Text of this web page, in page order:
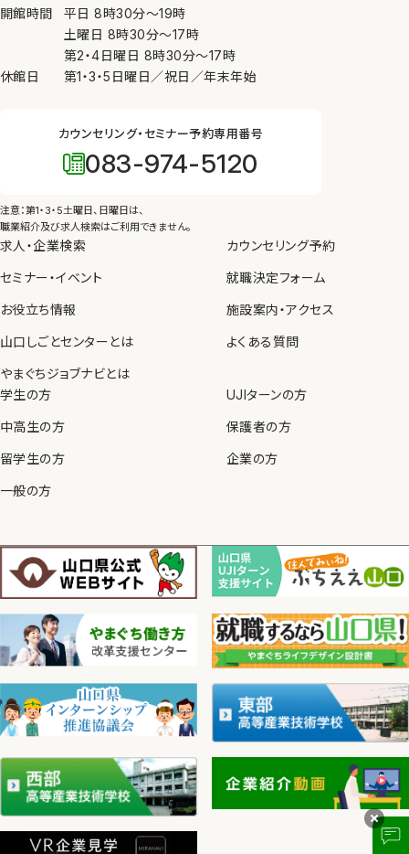
開館時間 平日8時30分〜19時
土曜日 8時30分〜17時
第2・4日曜日 8時30分〜17時
休館日
第1・3・5日曜日／祝日／年末年始
カウンセリング・セミナー予約専用番号
083-974-5120
注意：第1・3・5土曜日、日曜日は、
職業紹介及び求人検索はご利用できません。
求人・企業検索
セミナー・イベント
お役立ち情報
山口しごとセンターとは
やまぐちジョブナビとは
カウンセリング予約
就職決定フォーム
施設案内・アクセス
よくある質問
学生の方
中高生の方
留学生の方
一般の方
UJIターンの方
保護者の方
企業の方